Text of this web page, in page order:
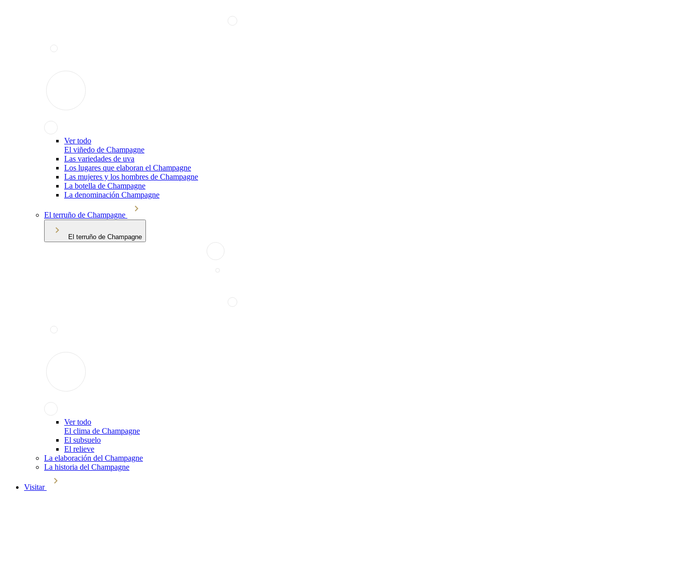
Ver todo
El viñedo de Champagne
Las variedades de uva
Los lugares que elaboran el Champagne
Las mujeres y los hombres de Champagne
La botella de Champagne
La denominación Champagne
El terruño de Champagne
El terruño de Champagne
Ver todo
El clima de Champagne
El subsuelo
El relieve
La elaboración del Champagne
La historia del Champagne
Visitar